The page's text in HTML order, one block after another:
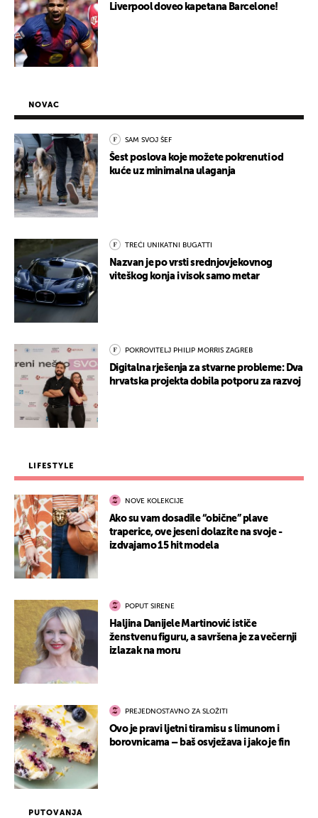
Liverpool doveo kapetana Barcelone!
PUTOVANJA
NOVAC
SAM SVOJ ŠEF
Šest poslova koje možete pokrenuti od
kuće uz minimalna ulaganja
TREĆI UNIKATNI BUGATTI
Nazvan je po vrsti srednjovjekovnog
viteškog konja i visok samo metar
POKROVITELJ PHILIP MORRIS ZAGREB
Digitalna rješenja za stvarne probleme: Dva
hrvatska projekta dobila potporu za razvoj
LIFESTYLE
NOVE KOLEKCIJE
Ako su vam dosadile “obične” plave
traperice, ove jeseni dolazite na svoje -
izdvajamo 15 hit modela
POPUT SIRENE
Haljina Danijele Martinović ističe
ženstvenu figuru, a savršena je za večernji
izlazak na moru
PREJEDNOSTAVNO ZA SLOŽITI
Ovo je pravi ljetni tiramisu s limunom i
borovnicama – baš osvježava i jako je fin